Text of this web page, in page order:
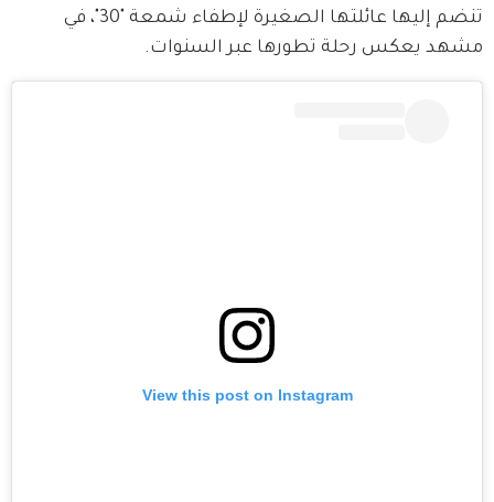
تنضم إليها عائلتها الصغيرة لإطفاء شمعة "30"، في
مشهد يعكس رحلة تطورها عبر السنوات.
View this post on Instagram